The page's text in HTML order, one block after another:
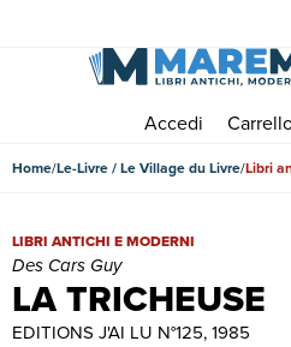
Accedi
Home Le-Livre / Le Village du Livre Libri
LA TRICHEUSE
LA TRICHEUSE | Libri antichi e
LIBRI ANTICHI E MODERNI
Des Cars Guy
EDITIONS J'AI LU N°125, 1985